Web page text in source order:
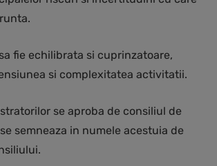
fie echilibrata si cuprinzatoare,
si complexitatea activitatii.
se aproba de consiliul de
semneaza in numele acestuia de